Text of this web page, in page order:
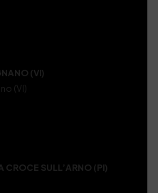
(VI)
(VI)
CROCE SULL’ARNO (PI)